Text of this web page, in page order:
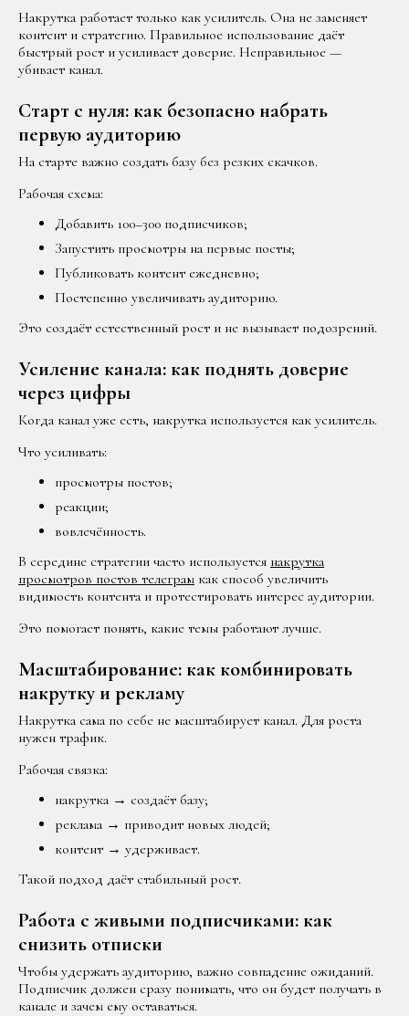
Накрутка работает только как усилитель. Она не заменяет
контент и стратегию. Правильное использование даёт
быстрый рост и усиливает доверие. Неправильное —
убивает канал.
Старт с нуля: как безопасно набрать
первую аудиторию
На старте важно создать базу без резких скачков.
Рабочая схема:
Добавить 100–300 подписчиков;
Запустить просмотры на первые посты;
Публиковать контент ежедневно;
Постепенно увеличивать аудиторию.
Это создаёт естественный рост и не вызывает подозрений.
Усиление канала: как поднять доверие
через цифры
Когда канал уже есть, накрутка используется как усилитель.
Что усиливать:
просмотры постов;
реакции;
вовлечённость.
В середине стратегии часто используется накрутка
просмотров постов телеграм как способ увеличить
видимость контента и протестировать интерес аудитории.
Это помогает понять, какие темы работают лучше.
Масштабирование: как комбинировать
накрутку и рекламу
Накрутка сама по себе не масштабирует канал. Для роста
нужен трафик.
Рабочая связка:
накрутка → создаёт базу;
реклама → приводит новых людей;
контент → удерживает.
Такой подход даёт стабильный рост.
Работа с живыми подписчиками: как
снизить отписки
Чтобы удержать аудиторию, важно совпадение ожиданий.
Подписчик должен сразу понимать, что он будет получать в
канале и зачем ему оставаться.